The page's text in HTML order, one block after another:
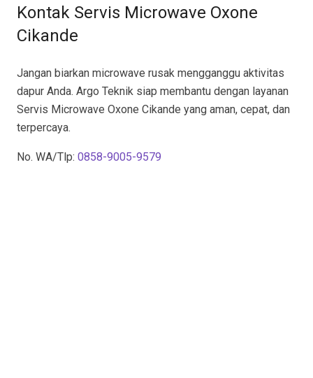
Kontak Servis Microwave Oxone
Cikande
Jangan biarkan microwave rusak mengganggu aktivitas
dapur Anda. Argo Teknik siap membantu dengan layanan
Servis Microwave Oxone Cikande yang aman, cepat, dan
terpercaya.
No. WA/Tlp: 0858-9005-9579